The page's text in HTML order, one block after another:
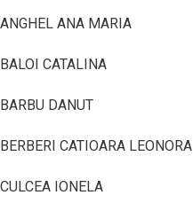
ANGHEL ANA MARIA
BALOI CATALINA
BARBU DANUT
BERBERI CATIOARA LEONORA
CULCEA IONELA